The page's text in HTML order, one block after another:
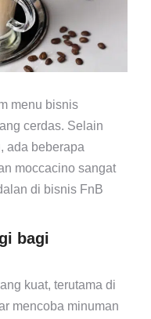
menu bisnis
cerdas. Selain
ada beberapa
moccacino sangat
di bisnis FnB
bagi
kuat, terutama di
mencoba minuman